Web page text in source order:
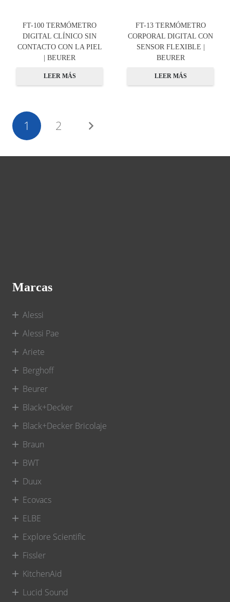
FT-100 TERMÓMETRO
DIGITAL CLÍNICO SIN
CONTACTO CON LA PIEL
| BEURER
LEER MÁS
FT-13 TERMÓMETRO
CORPORAL DIGITAL CON
SENSOR FLEXIBLE |
BEURER
LEER MÁS
1 2
Marcas
Alessi
Alessi Pae
Ariete
Berghoff
Beurer
Black+Decker
Black+Decker Bricolaje
Braun
BWT
Duux
Ecovacs
ELBE
Explore Scientific
Fissler
KitchenAid
Lucid Sound